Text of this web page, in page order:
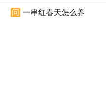
问 一串红春天怎么养